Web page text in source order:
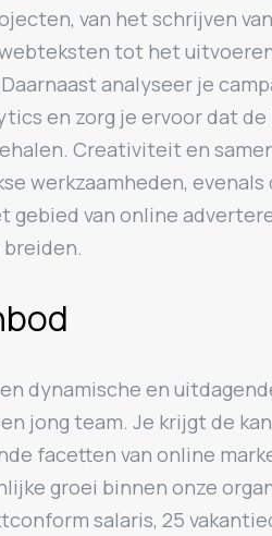
van het schrijven
tot het
analyseer je
en zorg je ervoor dat
Creativiteit en
werkzaamheden,
gebied van online
dynamische en
jong team. Je krijgt de
facetten van online
groei binnen onze
salaris, 25